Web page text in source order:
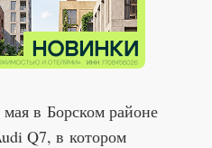
в Борском районе
Q7, в котором